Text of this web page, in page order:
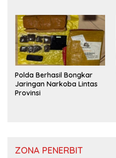
Polda Berhasil Bongkar
Jaringan Narkoba Lintas
Provinsi
ZONA PENERBIT